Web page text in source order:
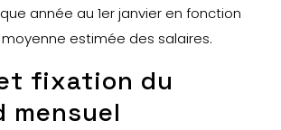
année au 1er janvier en fonction
moyenne estimée des salaires.
fixation du
mensuel